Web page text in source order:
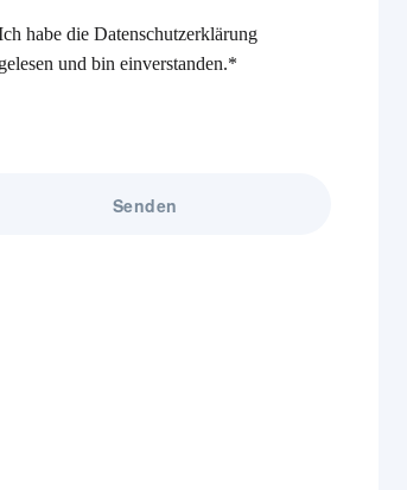
habe die Datenschutzerklärung
gelesen und bin einverstanden.*
Senden